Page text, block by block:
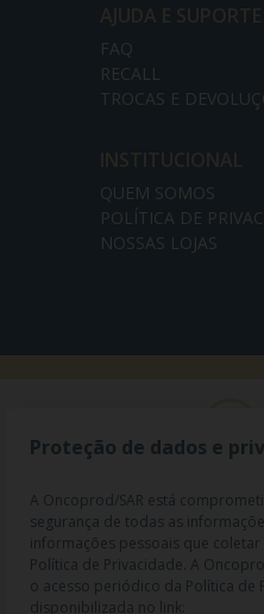
AJUDA E SUPORTE
FAQ
RECALL
TROCAS E
INSTITUCIONAL
QUEM SOMOS
POLÍTICA DE
NOSSAS LOJAS
Proteção de dados e
A Oncoprod/SAR está
segurança de todas as
informações pessoais que
Política de Privacidade. A
o acesso periódico da Política de
disponibilizada no link: